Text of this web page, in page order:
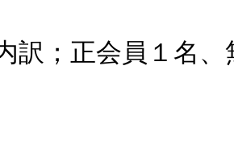
訳；正会員１名